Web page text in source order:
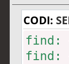
CODI:
find:
find: